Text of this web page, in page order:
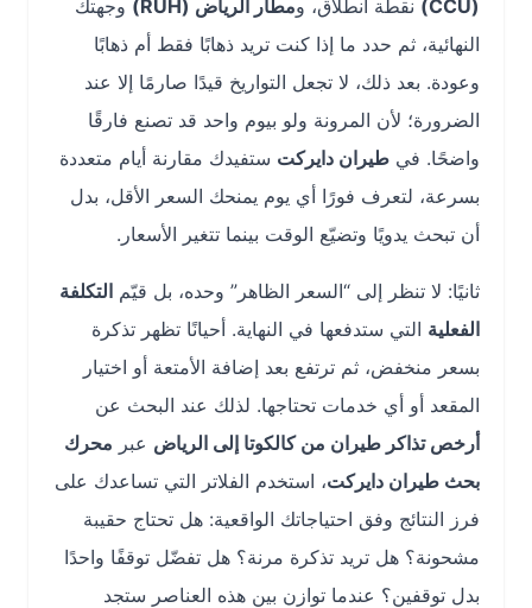
نقطة انطلاق، ومطار الرياض (RUH)
وجهتك
النهائية، ثم حدد ما إذا كنت تريد ذهابًا فقط أم ذهابًا
وعودة. بعد ذلك، لا تجعل التواريخ قيدًا صارمًا إلا عند
الضرورة؛ لأن المرونة ولو بيوم واحد قد تصنع فارقًا
واضحًا. فيطيران دايركتستفيدك مقارنة أيام متعددة
بسرعة، لتعرف فورًا أي يوم يمنحك السعر الأقل، بدل
أن تبحث يدويًا وتضيّع الوقت بينما تتغير الأسعار.
ثانيًا: لا تنظر إلى “السعر الظاهر” وحده، بل قيّم التكلفة
الفعليةالتي ستدفعها في النهاية. أحيانًا تظهر تذكرة
بسعر منخفض، ثم ترتفع بعد إضافة الأمتعة أو اختيار
المقعد أو أي خدمات تحتاجها. لذلك عند البحث عن
أرخص تذاكر طيران من كالكوتا إلى الرياضعبر محرك
بحث طيران دايركت، استخدم الفلاتر التي تساعدك على
فرز النتائج وفق احتياجاتك الواقعية: هل تحتاج حقيبة
مشحونة؟ هل تريد تذكرة مرنة؟ هل تفضّل توقفًا واحدًا
بدل توقفين؟ عندما توازن بين هذه العناصر ستجد